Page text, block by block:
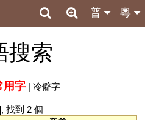
粵
普
搜索
用字| 冷僻字
找到 2 個